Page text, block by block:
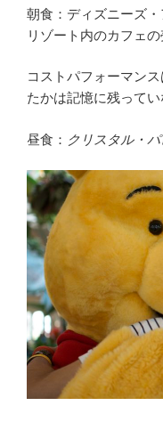
朝食：ディズニーズ
リゾート内のカフ
コストパフォーマン
たかは記憶に残ってい
昼食： クリスタル・